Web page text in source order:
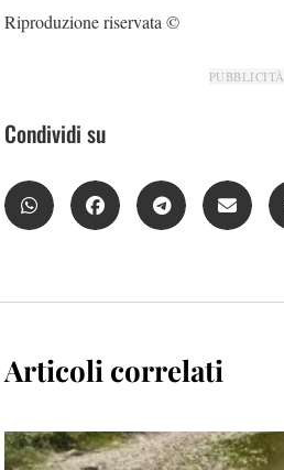
Riproduzione riservata ©
PUBBLICITÀ
Condividi su
Articoli correlati